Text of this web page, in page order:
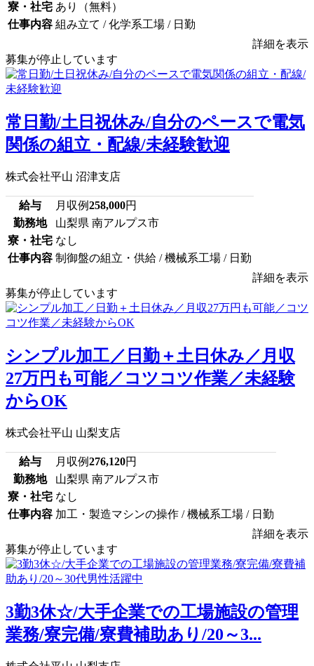
寮・社宅 あり（無料）
仕事内容 組み立て / 化学系工場 / 日勤
詳細を表示
募集が停止しています
常日勤/土日祝休み/自分のペースで電気
関係の組立・配線/未経験歓迎
株式会社平山 沼津支店
給与 月収例258,000円
勤務地
山梨県 南アルプス市
寮・社宅 なし
仕事内容 制御盤の組立・供給 / 機械系工場 / 日勤
詳細を表示
募集が停止しています
シンプル加工／日勤＋土日休み／月収
27万円も可能／コツコツ作業／未経験
からOK
株式会社平山 山梨支店
給与 月収例276,120円
勤務地
山梨県 南アルプス市
寮・社宅 なし
仕事内容 加工・製造マシンの操作 / 機械系工場 / 日勤
詳細を表示
募集が停止しています
3勤3休☆/大手企業での工場施設の管理
業務/寮完備/寮費補助あり/20～3...